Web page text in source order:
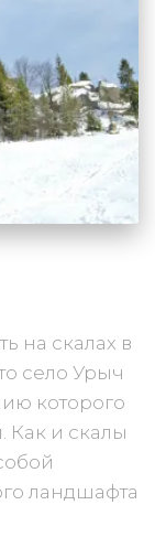
на скалах в
село Урыч
которого
Как и скалы
ландшафта